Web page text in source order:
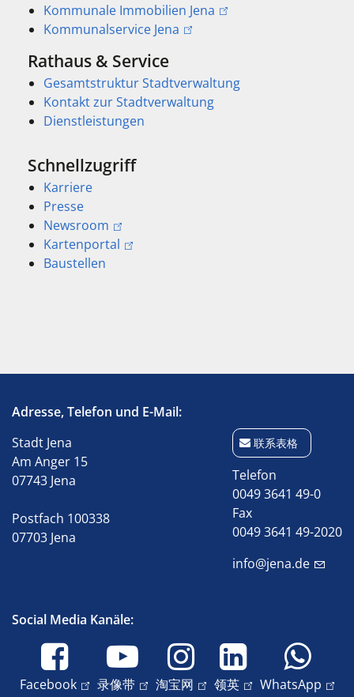
Kommunale Immobilien Jena
Kommunalservice Jena
Rathaus & Service
Gesamtstruktur Stadtverwaltung
Kontakt zur Stadtverwaltung
Dienstleistungen
Schnellzugriff
Karriere
Presse
Newsroom
Kartenportal
Baustellen
Adresse, Telefon und E-Mail:
Stadt Jena
Am Anger 15
07743 Jena
Postfach 100338
07703 Jena
联系表格
Telefon
0049 3641 49-0
Fax
0049 3641 49-2020
info@jena.de
Social Media Kanäle:
Facebook 录像带 淘宝网 领英 WhatsApp